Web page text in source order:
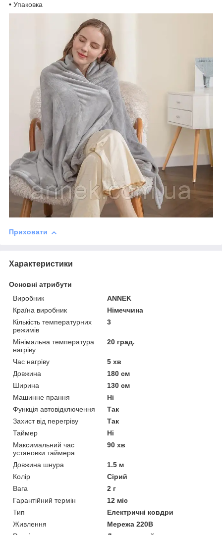
• Упаковка
Приховати
Характеристики
Основні атрибути
Виробник
ANNEK
Країна виробник
Німеччина
Кількість температурних
режимів
3
Мінімальна температура
нагріву
20 град.
Час нагріву
5 хв
Довжина
180 см
Ширина
130 см
Машинне прання
Ні
Функція автовідключення
Так
Захист від перегріву
Так
Таймер
Ні
Максимальний час
установки таймера
90 хв
Довжина шнура
1.5 м
Колір
Сірий
Вага
2 г
Гарантійний термін
12 міс
Тип
Електричні ковдри
Живлення
Мережа 220В